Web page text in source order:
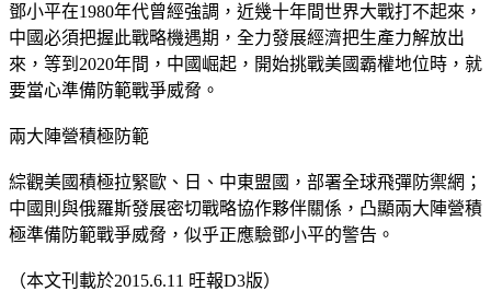
鄧小平在1980年代曾經強調，近幾十年間世界大戰打不起來，
中國必須把握此戰略機遇期，全力發展經濟把生產力解放出
來，等到2020年間，中國崛起，開始挑戰美國霸權地位時，就
要當心準備防範戰爭威脅。
兩大陣營積極防範
綜觀美國積極拉緊歐、日、中東盟國，部署全球飛彈防禦網；
中國則與俄羅斯發展密切戰略協作夥伴關係，凸顯兩大陣營積
極準備防範戰爭威脅，似乎正應驗鄧小平的警告。
（本文刊載於2015.6.11 旺報D3版）